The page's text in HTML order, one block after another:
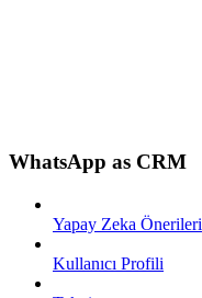
WhatsApp as CRM
Yapay Zeka Önerileri
Kullanıcı Profili